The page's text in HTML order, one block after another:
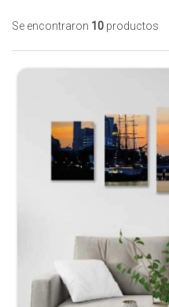
Se encontraron 10 productos